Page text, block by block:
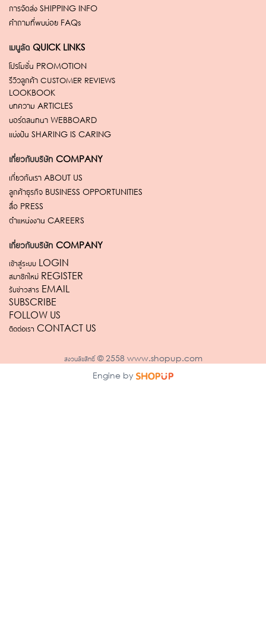
การจัดส่ง SHIPPING INFO
คำถามที่พบบ่อย FAQs
เมนูลัด QUICK LINKS
โปรโมชั่น PROMOTION
รีวิวลูกค้า CUSTOMER REVIEWS
LOOKBOOK
บทความ ARTICLES
บอร์ดสนทนา WEBBOARD
แบ่งปัน SHARING IS CARING
เกี่ยวกับบริษัท COMPANY
เกี่ยวกับเรา ABOUT US
ลูกค้าธุรกิจ BUSINESS OPPORTUNITIES
สื่อ PRESS
ตำแหน่งงาน CAREERS
เกี่ยวกับบริษัท COMPANY
เข้าสู่ระบบ LOGIN
สมาชิกใหม่ REGISTER
รับข่าวสาร EMAIL
SUBSCRIBE
FOLLOW US
ติดต่อเรา CONTACT US
สงวนลิขสิทธิ์ © 2558 www.shopup.com
Engine by